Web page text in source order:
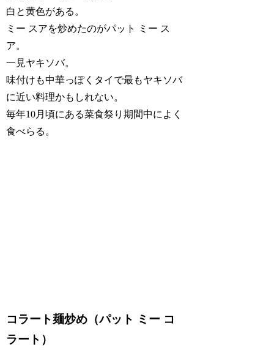
白と黄色がある。
ミー スアを炒めたのがパット ミー ス
ア。
一見ヤキソバ。
味付けも中華っぽくタイで最もヤキソバ
に近い料理かもしれない。
毎年10月頃にある菜食祭り期間中によく
食べらる。
コラート麺炒め（パット ミー コ
ラート）